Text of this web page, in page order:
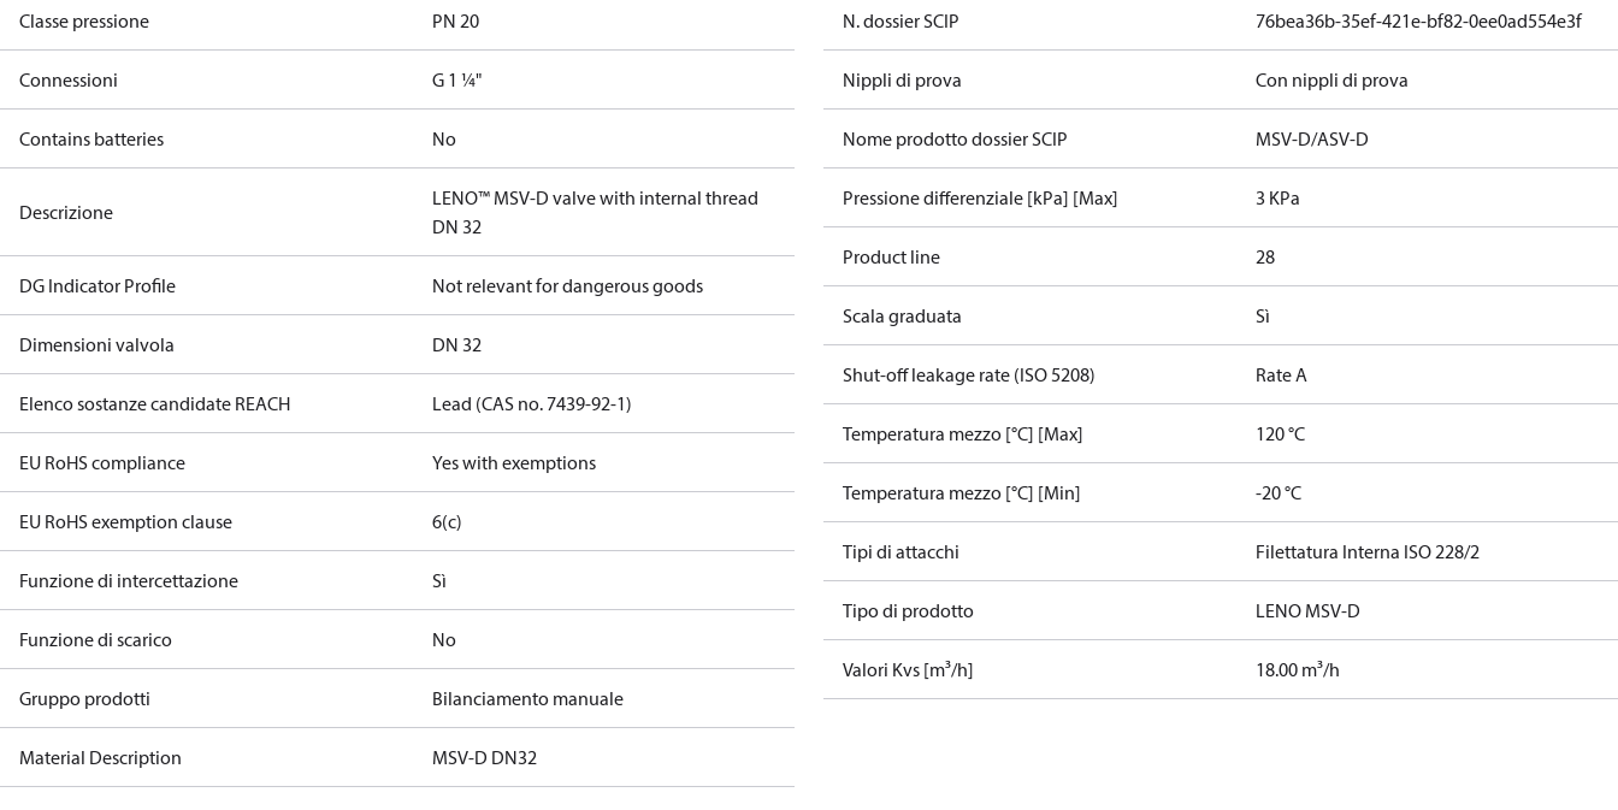
Classe pressione PN 20
Connessioni G 1 ¼"
Contains batteries No
Descrizione
LENO™ MSV-D valve with internal thread
DN 32
DG Indicator Profile Not relevant for dangerous goods
Dimensioni valvola DN 32
Elenco sostanze candidate REACH Lead (CAS no. 7439-92-1)
EU RoHS compliance Yes with exemptions
EU RoHS exemption clause 6(c)
Funzione di intercettazione Sì
Funzione di scarico No
Gruppo prodotti Bilanciamento manuale
Material Description MSV-D DN32
N. dossier SCIP 76bea36b-35ef-421e-bf82-0ee0ad554e3f
Nippli di prova Con nippli di prova
Nome prodotto dossier SCIP MSV-D/ASV-D
Pressione differenziale [kPa] [Max] 3 KPa
Product line 28
Scala graduata Sì
Shut-off leakage rate (ISO 5208) Rate A
Temperatura mezzo [°C] [Max] 120 °C
Temperatura mezzo [°C] [Min] -20 °C
Tipi di attacchi Filettatura Interna ISO 228/2
Tipo di prodotto LENO MSV-D
Valori Kvs [m³/h] 18.00 m³/h